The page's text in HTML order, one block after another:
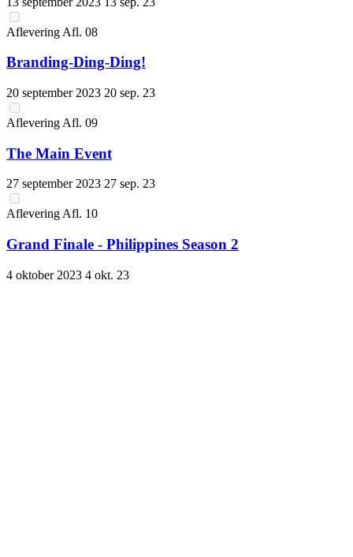
Aflevering Afl. 08
Branding-Ding-Ding!
20 september 2023 20 sep. 23
Aflevering Afl. 09
The Main Event
27 september 2023 27 sep. 23
AfleveringAfl. 10
Grand Finale - Philippines Season 2
4 oktober 2023 4 okt. 23